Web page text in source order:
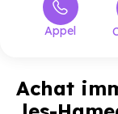
Appel
Achat